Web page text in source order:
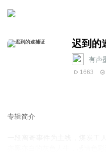
迟到的
有声
1663
专辑简介
亦黑亦白的灰色人生，感情色